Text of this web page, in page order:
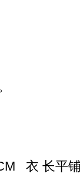
衣 长平